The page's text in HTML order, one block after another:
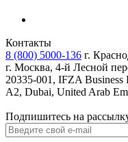
Контакты
8 (800) 5000-136 г.
г. Москва, 4-й Лесной
20335-001, IFZA Business
A2, Dubai, United Arab
Подпишитесь на